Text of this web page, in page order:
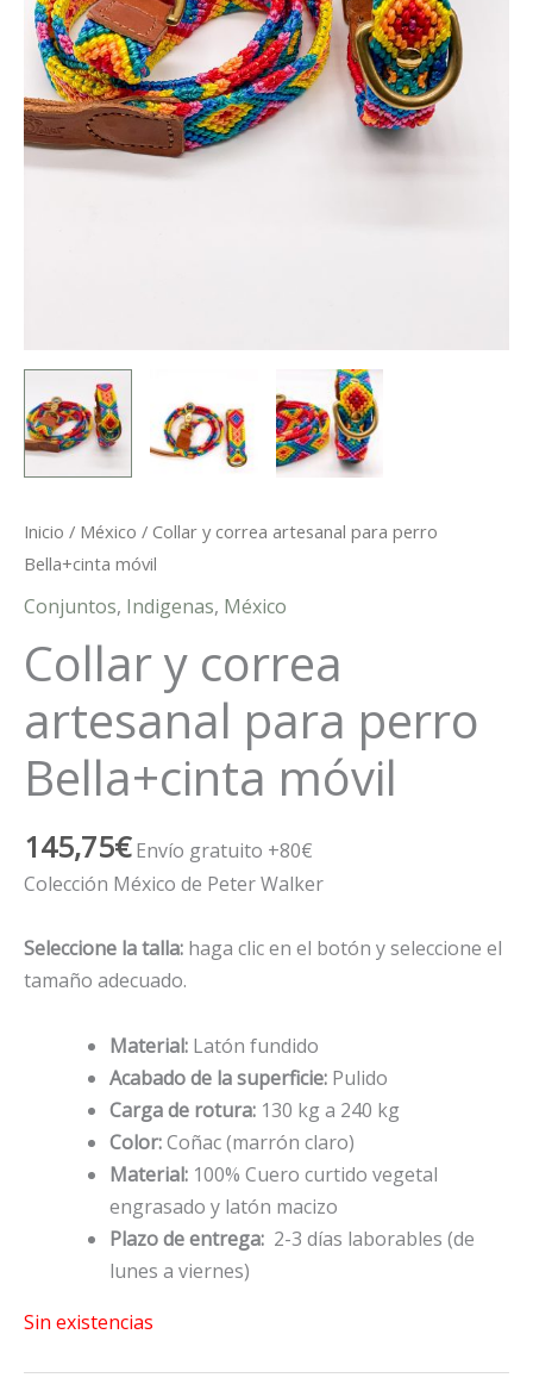
Inicio / México / Collar y correa artesanal para perro
Bella+cinta móvil
Conjuntos, Indigenas, México
Collar y correa
artesanal para perro
Bella+cinta móvil
145,75€ Envío gratuito +80€
Colección México de Peter Walker
Seleccione la talla: haga clic en el botón y seleccione el
tamaño adecuado.
Material: Latón fundido
Acabado de la superficie: Pulido
Carga de rotura: 130 kg a 240 kg
Color:Coñac (marrón claro)
Material: 100% Cuero curtido vegetal
engrasado y latón macizo
Plazo de entrega: 2-3 días laborables (de
lunes a viernes)
Sin existencias